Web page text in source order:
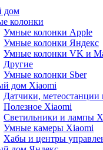
дом
колонки
Умные колонки Apple
Умные колонки Яндекс
Умные колонки VK и
Другие
Умные колонки Sber
дом Xiaomi
Датчики, метеостанции
Полезное Xiaomi
Светильники и лампы
Умные камеры Xiaomi
Хабы и центры